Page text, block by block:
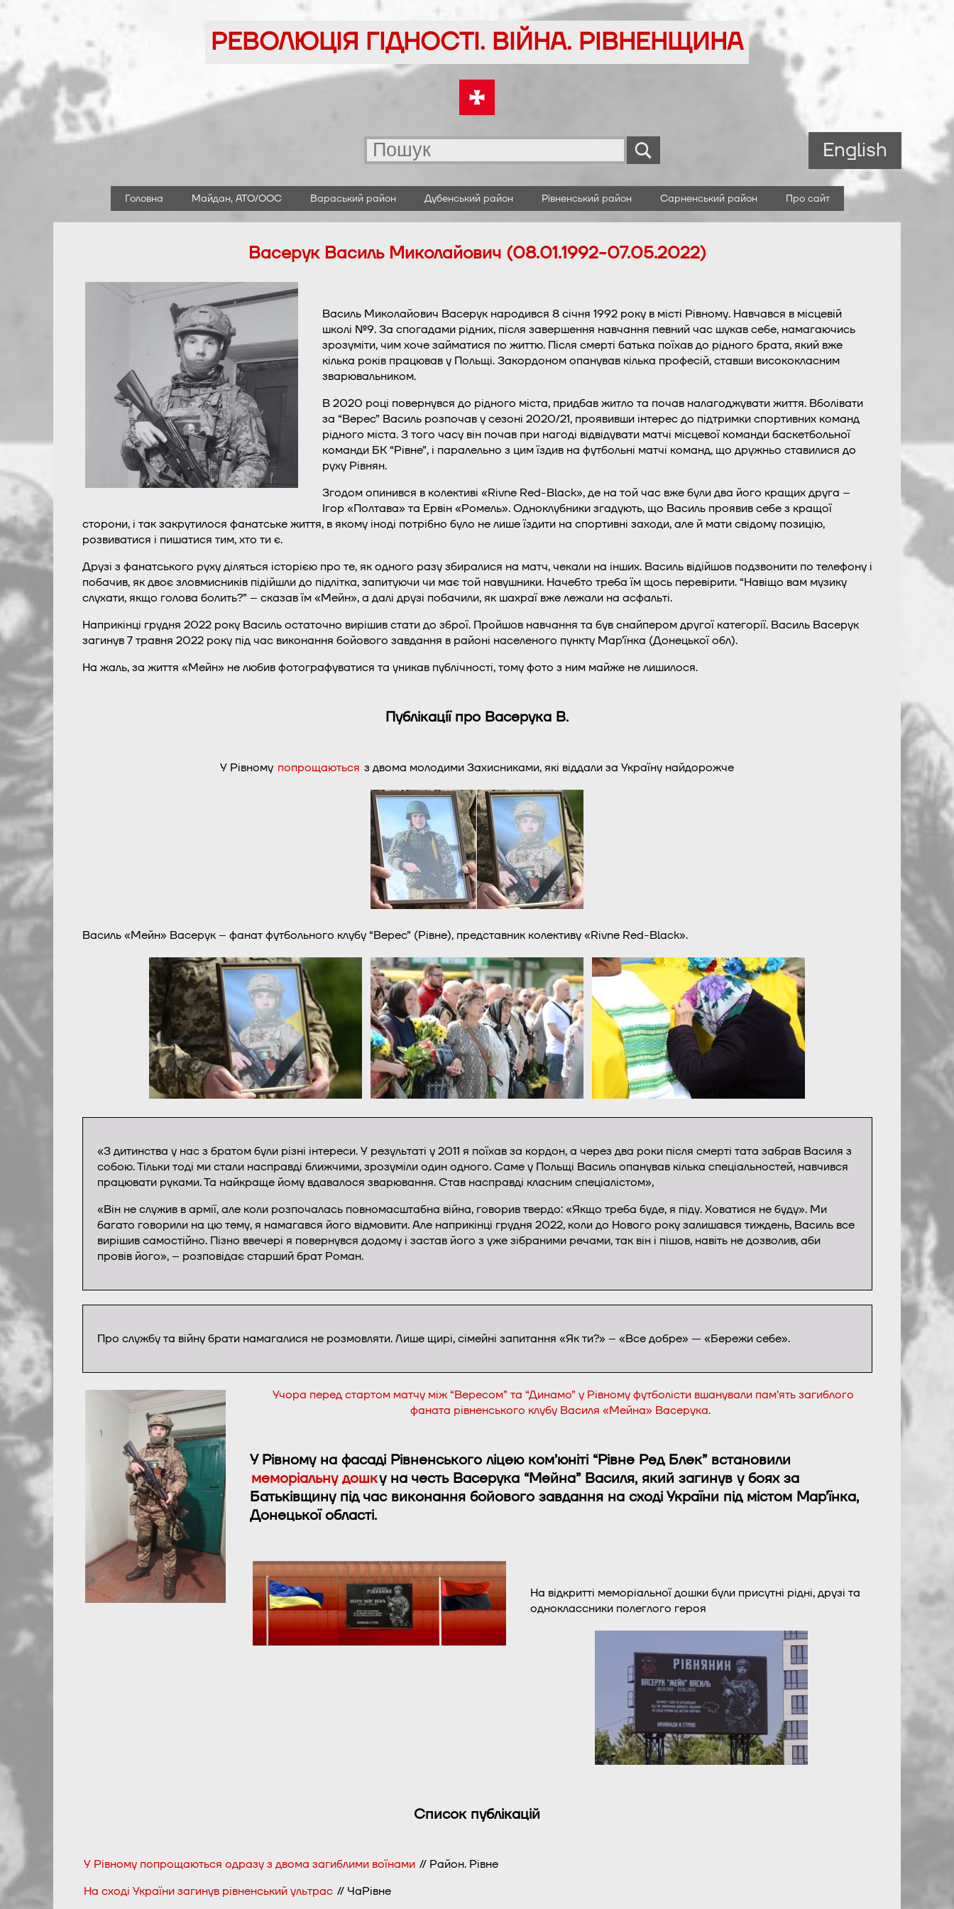
Перейти
до
РЕВОЛЮЦІЯ ГІДНОСТІ. ВІЙНА. РІВНЕНЩИНА
English
Головна Майдан, АТО/ООС Вараський район Дубенський район Рівненський район Сарненський район Про сайт
Васерук Василь Миколайович (08.01.1992-07.05.2022)
Василь Миколайович Васерук народився 8 січня 1992 року в місті Рівному. Навчався в місцевій
школі №9. За спогадами рідних, після завершення навчання певний час шукав себе, намагаючись
зрозуміти, чим хоче займатися по життю. Після смерті батька поїхав до рідного брата, який вже
кілька років працював у Польщі. Закордоном опанував кілька професій, ставши висококласним
зварювальником.
В 2020 році повернувся до рідного міста, придбав житло та почав налагоджувати життя. Вболівати
за “Верес” Василь розпочав у сезоні 2020/21, проявивши інтерес до підтримки спортивних команд
рідного міста. З того часу він почав при нагоді відвідувати матчі місцевої команди баскетбольної
команди БК “Рівне”, і паралельно з цим їздив на футбольні матчі команд, що дружньо ставилися до
руху Рівнян.
Згодом опинився в колективі «Rivne Red-Black», де на той час вже були два його кращих друга –
Ігор «Полтава» та Ервін «Ромель». Одноклубники згадують, що Василь проявив себе з кращої
сторони, і так закрутилося фанатське життя, в якому іноді потрібно було не лише їздити на спортивні заходи, але й мати свідому позицію,
розвиватися і пишатися тим, хто ти є.
Друзі з фанатського руху діляться історією про те, як одного разу збиралися на матч, чекали на інших. Василь відійшов подзвонити по телефону і
побачив, як двоє зловмисників підійшли до підлітка, запитуючи чи має той навушники. Начебто треба їм щось перевірити. “Навіщо вам музику
слухати, якщо голова болить?” – сказав їм «Мейн», а далі друзі побачили, як шахраї вже лежали на асфальті.
Наприкінці грудня 2022 року Василь остаточно вирішив стати до зброї. Пройшов навчання та був снайпером другої категорії. Василь Васерук
загинув 7 травня 2022 року під час виконання бойового завдання в районі населеного пункту Мар’їнка (Донецької обл).
На жаль, за життя «Мейн» не любив фотографуватися та уникав публічності, тому фото з ним майже не лишилося.
Публікації про Васерука В.
У Рівному попрощаються з двома молодими Захисниками, які віддали за Україну найдорожче
Василь «Мейн» Васерук – фанат футбольного клубу “Верес” (Рівне), представник колективу «Rivne Red-Black».
«З дитинства у нас з братом були різні інтереси. У результаті у 2011 я поїхав за кордон, а через два роки після смерті тата забрав Василя з
собою. Тільки тоді ми стали насправді ближчими, зрозуміли один одного. Саме у Польщі Василь опанував кілька спеціальностей, навчився
працювати руками. Та найкраще йому вдавалося зварювання. Став насправді класним спеціалістом»,
«Він не служив в армії, але коли розпочалась повномасштабна війна, говорив твердо: «Якщо треба буде, я піду. Ховатися не буду». Ми
багато говорили на цю тему, я намагався його відмовити. Але наприкінці грудня 2022, коли до Нового року залишався тиждень, Василь все
вирішив самостійно. Пізно ввечері я повернувся додому і застав його з уже зібраними речами, так він і пішов, навіть не дозволив, аби
провів його», – розповідає старший брат Роман.
Про службу та війну брати намагалися не розмовляти. Лише щирі, сімейні запитання «Як ти?» – «Все добре» — «Бережи себе».
Учора перед стартом матчу між “Вересом” та “Динамо” у Рівному футболісти вшанували пам’ять загиблого
фаната рівненського клубу Василя «Мейна» Васерука.
У Рівному на фасаді Рівненського ліцею ком’юніті “Рівне Ред Блек” встановили
меморіальну дошку на честь Васерука “Мейна” Василя, який загинув у боях за
Батьківщину під час виконання бойового завдання на сході України під містом Мар’їнка,
Донецької області.
На відкритті меморіальної дошки були присутні рідні, друзі та
одноклассники полеглого героя
Список публікацій
У Рівному попрощаються одразу з двома загиблими воїнами // Район. Рівне
На сході України загинув рівненський ультрас // ЧаРівне